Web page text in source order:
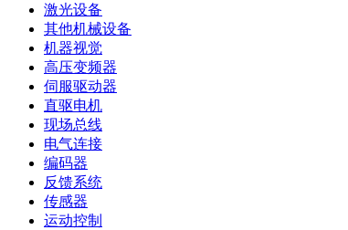
激光设备
其他机械设备
机器视觉
高压变频器
伺服驱动器
直驱电机
现场总线
电气连接
编码器
反馈系统
传感器
运动控制